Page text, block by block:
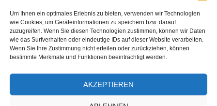
Um Ihnen ein optimales Erlebnis zu bieten, verwenden wir Technologien
wie Cookies, um Geräteinformationen zu speichern bzw. darauf
zuzugreifen. Wenn Sie diesen Technologien zustimmen, können wir Daten
wie das Surfverhalten oder eindeutige IDs auf dieser Website verarbeiten.
Wenn Sie Ihre Zustimmung nicht erteilen oder zurückziehen, können
bestimmte Merkmale und Funktionen beeinträchtigt werden.
AKZEPTIEREN